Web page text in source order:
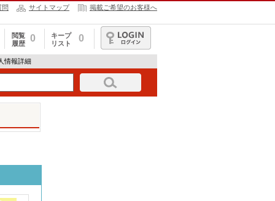
問 サイトマップ 掲載ご希望のお客様へ
閲覧
履歴
0
キープ
リスト
0
ログイン
情報詳細